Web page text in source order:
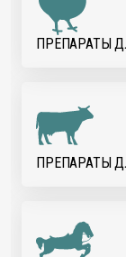
ПРЕПАРАТЫ
ПРЕПАРАТЫ